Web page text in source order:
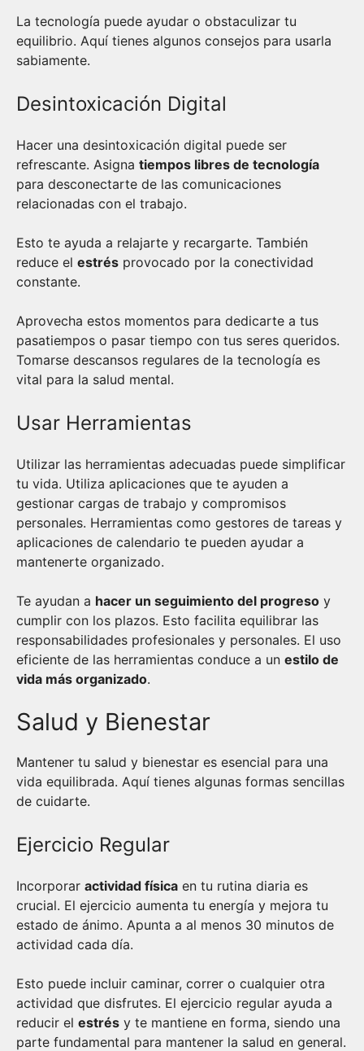
La tecnología puede ayudar o obstaculizar tu
equilibrio. Aquí tienes algunos consejos para usarla
sabiamente.
Desintoxicación Digital
Hacer una desintoxicación digital puede ser
refrescante. Asigna tiempos libres de tecnología
para desconectarte de las comunicaciones
relacionadas con el trabajo.
Esto te ayuda a relajarte y recargarte. También
reduce el estrés provocado por la conectividad
constante.
Aprovecha estos momentos para dedicarte a tus
pasatiempos o pasar tiempo con tus seres queridos.
Tomarse descansos regulares de la tecnología es
vital para la salud mental.
Usar Herramientas
Utilizar las herramientas adecuadas puede simplificar
tu vida. Utiliza aplicaciones que te ayuden a
gestionar cargas de trabajo y compromisos
personales. Herramientas como gestores de tareas y
aplicaciones de calendario te pueden ayudar a
mantenerte organizado.
Te ayudan a hacer un seguimiento del progreso y
cumplir con los plazos. Esto facilita equilibrar las
responsabilidades profesionales y personales. El uso
eficiente de las herramientas conduce a un estilo de
vida más organizado.
Salud y Bienestar
Mantener tu salud y bienestar es esencial para una
vida equilibrada. Aquí tienes algunas formas sencillas
de cuidarte.
Ejercicio Regular
Incorporar actividad física en tu rutina diaria es
crucial. El ejercicio aumenta tu energía y mejora tu
estado de ánimo. Apunta a al menos 30 minutos de
actividad cada día.
Esto puede incluir caminar, correr o cualquier otra
actividad que disfrutes. El ejercicio regular ayuda a
reducir el estrés y te mantiene en forma, siendo una
parte fundamental para mantener la salud en general.